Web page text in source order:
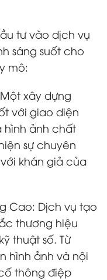
tư vào dịch vụ
sáng suốt cho
mô:
xây dựng
với giao diện
hình ảnh chất
sự chuyên
khán giả của
Cao: Dịch vụ tạo
thương hiệu
thuật số. Từ
hình ảnh và nội
thông điệp